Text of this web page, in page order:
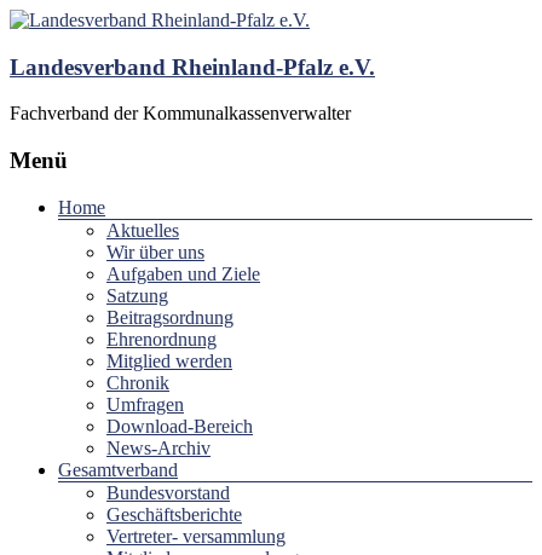
Landesverband Rheinland-Pfalz e.V.
Fachverband der Kommunalkassenverwalter
Menü
Home
Aktuelles
Wir über uns
Aufgaben und Ziele
Satzung
Beitragsordnung
Ehrenordnung
Mitglied werden
Chronik
Umfragen
Download-Bereich
News-Archiv
Gesamtverband
Bundesvorstand
Geschäftsberichte
Vertreter- versammlung